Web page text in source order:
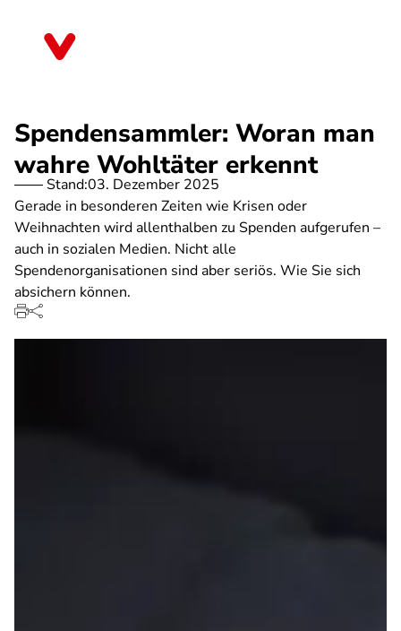
Spendensammler: Woran man
wahre Wohltäter erkennt
Stand:03. Dezember 2025
Gerade in besonderen Zeiten wie Krisen oder
Weihnachten wird allenthalben zu Spenden aufgerufen –
auch in sozialen Medien. Nicht alle
Spendenorganisationen sind aber seriös. Wie Sie sich
absichern können.